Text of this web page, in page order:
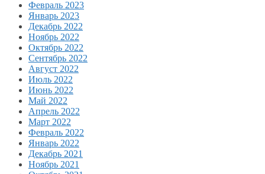
Февраль 2023
Январь 2023
Декабрь 2022
Ноябрь 2022
Октябрь 2022
Сентябрь 2022
Август 2022
Июль 2022
Июнь 2022
Май 2022
Апрель 2022
Март 2022
Февраль 2022
Январь 2022
Декабрь 2021
Ноябрь 2021